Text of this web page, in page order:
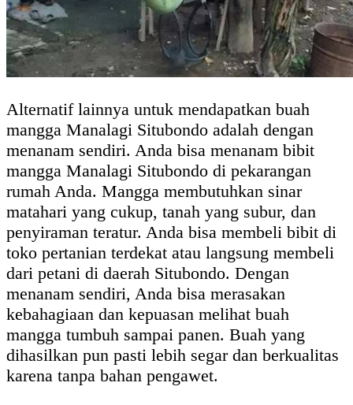
Alternatif lainnya untuk mendapatkan buah
mangga Manalagi Situbondo adalah dengan
menanam sendiri. Anda bisa menanam bibit
mangga Manalagi Situbondo di pekarangan
rumah Anda. Mangga membutuhkan sinar
matahari yang cukup, tanah yang subur, dan
penyiraman teratur. Anda bisa membeli bibit di
toko pertanian terdekat atau langsung membeli
dari petani di daerah Situbondo. Dengan
menanam sendiri, Anda bisa merasakan
kebahagiaan dan kepuasan melihat buah
mangga tumbuh sampai panen. Buah yang
dihasilkan pun pasti lebih segar dan berkualitas
karena tanpa bahan pengawet.